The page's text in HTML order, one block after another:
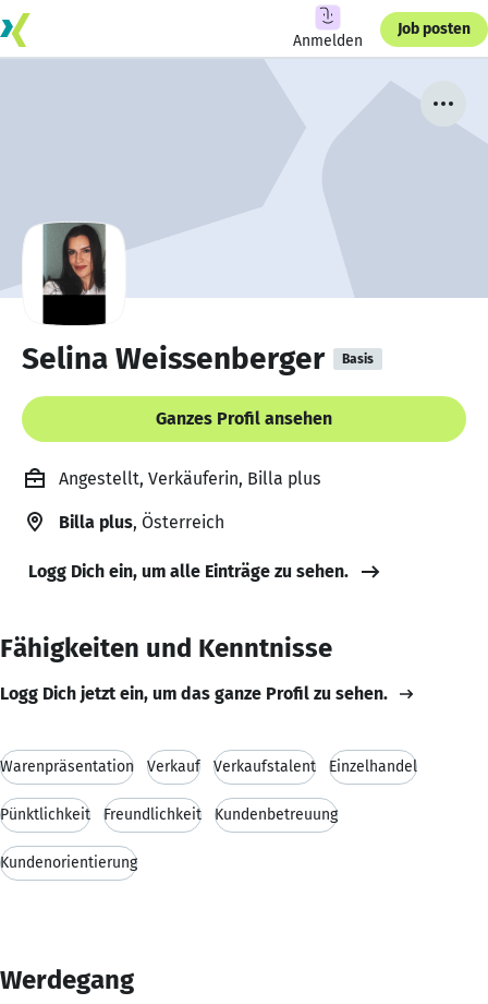
Anmelden
Job posten
Selina Weissenberger Basis
Ganzes Profil ansehen
Angestellt, Verkäuferin, Billa plus
Billa plus, Österreich
Logg Dich ein, um alle Einträge zu sehen.
Fähigkeiten und Kenntnisse
Logg Dich jetzt ein, um das ganze Profil zu sehen.
Warenpräsentation Verkauf Verkaufstalent Einzelhandel
Pünktlichkeit Freundlichkeit Kundenbetreuung
Kundenorientierung
Werdegang